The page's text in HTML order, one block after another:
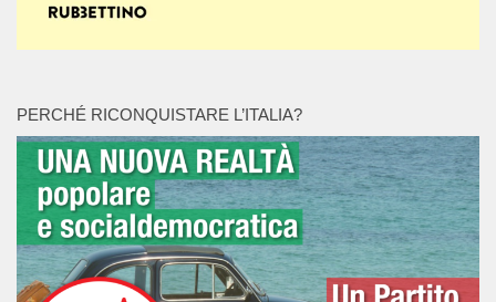
PERCHÉ RICONQUISTARE L’ITALIA?